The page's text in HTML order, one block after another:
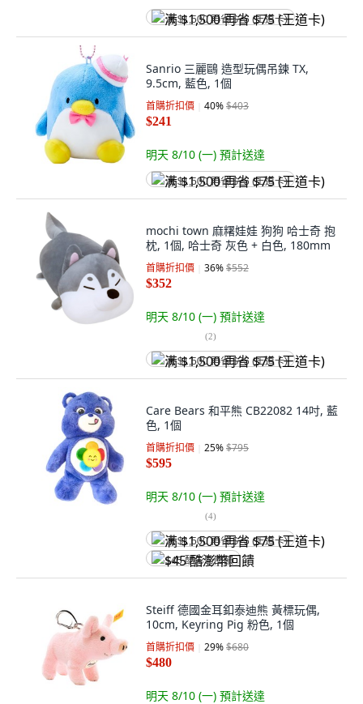
满 $1,500 再省 $75 (王道卡)
Sanrio 三麗鷗 造型玩偶吊鍊 TX,
9.5cm, 藍色, 1個
首購折扣價 40%$403
$241
明天 8/10 (一) 預計送達
满 $1,500 再省 $75 (王道卡)
mochi town 麻糬娃娃 狗狗 哈士奇 抱
枕, 1個, 哈士奇 灰色 + 白色, 180mm
首購折扣價 36%$552
$352
明天 8/10 (一) 預計送達
(2)
满 $1,500 再省 $75 (王道卡)
Care Bears 和平熊 CB22082 14吋, 藍
色, 1個
首購折扣價 25%$795
$595
明天 8/10 (一) 預計送達
(4)
满 $1,500 再省 $75 (王道卡)
$45 酷澎幣回饋
Steiff 德國金耳釦泰迪熊 黃標玩偶,
10cm, Keyring Pig 粉色, 1個
首購折扣價 29%$680
$480
明天 8/10 (一) 預計送達